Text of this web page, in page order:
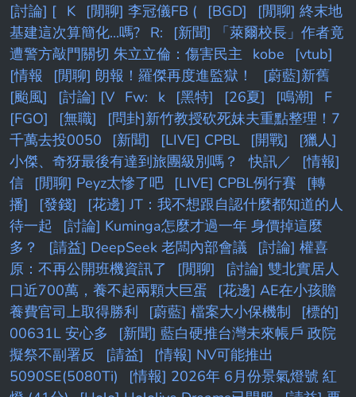
[討論] [ K [閒聊] 李冠儀FB ( [BGD]
[閒聊] 終末地
基建這次算簡化...嗎? R:
[新聞] 「萊爾校長」作者竟
遭警方敲門關切 朱立立倫：傷害民主
kobe
[vtub]
[情報
[閒聊] 朗報！羅傑再度進監獄！
[蔚藍]新舊
[颱風]
[討論] [V Fw: k [黑特] [26夏] [鳴潮]
F
[FGO]
[無職]
[問卦]新竹教授砍死妹夫重點整理！7
千萬去投0050
[新聞] [LIVE] CPBL [開戰]
[獵人]
小傑、奇犽最後有達到旅團級別嗎？
快訊／
[情報]
信
[閒聊] Peyz太慘了吧 [LIVE] CPBL例行賽
[轉
播]
[發錢]
[花邊] JT：我不想跟自認什麼都知道的人
待一起
[討論] Kuminga怎麼才過一年 身價掉這麼
多？
[請益] DeepSeek 老闆內部會議
[討論] 權喜
原：不再公開班機資訊了
[閒聊]
[討論] 雙北實居人
口近700萬，養不起兩顆大巨蛋
[花邊] AE在小孩贍
養費官司上取得勝利
[蔚藍] 檔案大小保機制
[標的]
00631L 安心多
[新聞] 藍白硬推台灣未來帳戶 政院
擬祭不副署反
[請益]
[情報] NV可能推出
5090SE(5080Ti)
[情報] 2026年 6月份景氣燈號 紅